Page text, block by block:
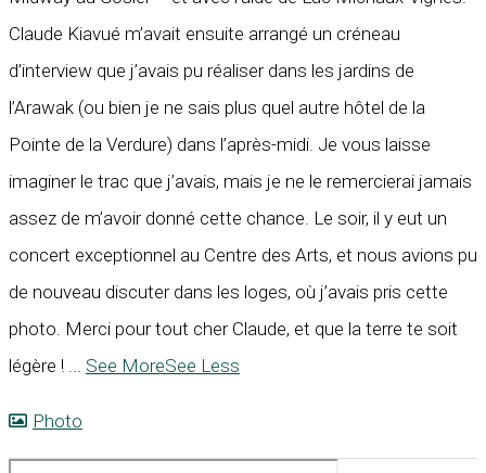
Claude Kiavué m’avait ensuite arrangé un créneau
d’interview que j’avais pu réaliser dans les jardins de
l’Arawak (ou bien je ne sais plus quel autre hôtel de la
Pointe de la Verdure) dans l’après-midi. Je vous laisse
imaginer le trac que j’avais, mais je ne le remercierai jamais
assez de m’avoir donné cette chance. Le soir, il y eut un
concert exceptionnel au Centre des Arts, et nous avions pu
de nouveau discuter dans les loges, où j’avais pris cette
photo. Merci pour tout cher Claude, et que la terre te soit
légère !
See MoreSee Less
Photo